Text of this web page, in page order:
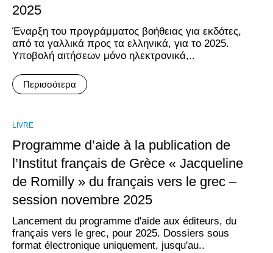
2025
Έναρξη του προγράμματος βοήθειας για εκδότες,
από τα γαλλικά προς τα ελληνικά, για το 2025.
Υποβολή αιτήσεων μόνο ηλεκτρονικά,..
Περισσότερα
LIVRE
Programme d’aide à la publication de
l’Institut français de Grèce « Jacqueline
de Romilly » du français vers le grec –
session novembre 2025
Lancement du programme d'aide aux éditeurs, du
français vers le grec, pour 2025. Dossiers sous
format électronique uniquement, jusqu'au..